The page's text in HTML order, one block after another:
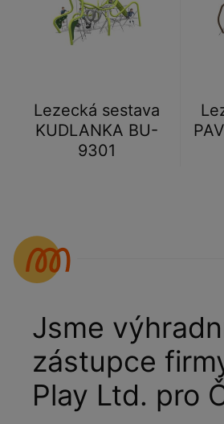
Lezecká sestava
KUDLANKA BU-
9301
Jsme
zástupce
Play Ltd. pro